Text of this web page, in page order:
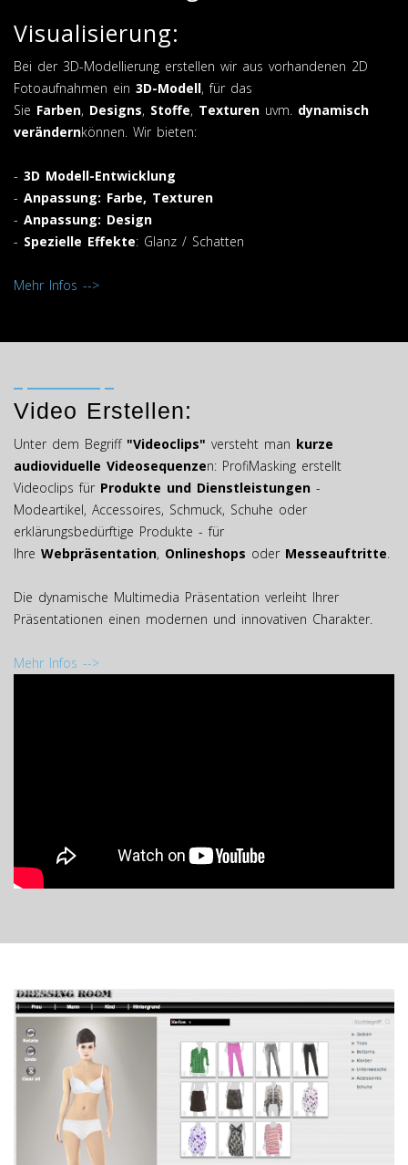
Visualisierung:
Bei der 3D-Modellierung erstellen wir aus vorhandenen 2D
Fotoaufnahmen ein 3D-Modell, für das
Sie Farben, Designs, Stoffe, Texturen uvm. dynamisch
verändernkönnen. Wir bieten:
- 3D Modell-Entwicklung
- Anpassung: Farbe, Texturen
- Anpassung: Design
- Spezielle Effekte: Glanz / Schatten
Mehr Infos -->
Video Erstellen:
Unter dem Begriff "Videoclips" versteht man kurze
audioviduelle Videosequenzen: ProfiMasking erstellt
Videoclips für Produkte und Dienstleistungen -
Modeartikel, Accessoires, Schmuck, Schuhe oder
erklärungsbedürftige Produkte - für
Ihre Webpräsentation, Onlineshops oder Messeauftritte.
Die dynamische Multimedia Präsentation verleiht Ihrer
Präsentationen einen modernen und innovativen Charakter.
Mehr Infos -->